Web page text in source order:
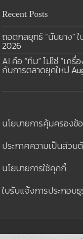
Recent Posts
ถอดกลยุทธ์ “นันยาง”
2026
AI คือ “ทีม” ไม่ใช่ “เค
กับการตลาดยุคใหม่
นโยบายการคุ้มครอง
ประกาศความเป็นส่วน
นโยบายการใช้คุกกี้
ใบรับแจ้งการประกอ